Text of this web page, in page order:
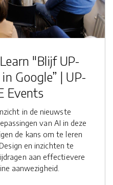
"Blijf UP-
Google” | UP-
Events
in de nieuwste
van AI in deze
de kans om te leren
en inzichten te
aan effectievere
aanwezigheid.